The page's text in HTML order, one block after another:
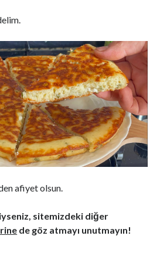
afiyet olsun.
sitemizdeki diğer
de göz atmayı unutmayın!